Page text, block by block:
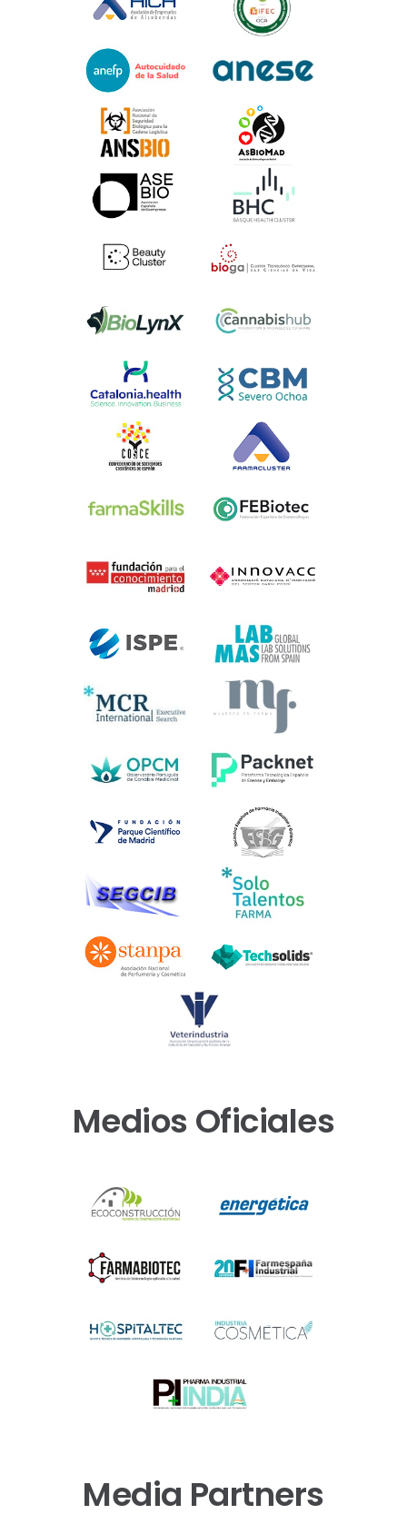
Medios Oficiales
Media Partners